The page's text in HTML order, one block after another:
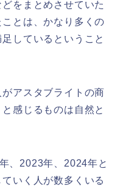
をまとめさせていた
とは、かなり多くの
しているということ
アスタブライトの商
感じるものは自然と
、2023年、2024年と
いく人が数多くいる